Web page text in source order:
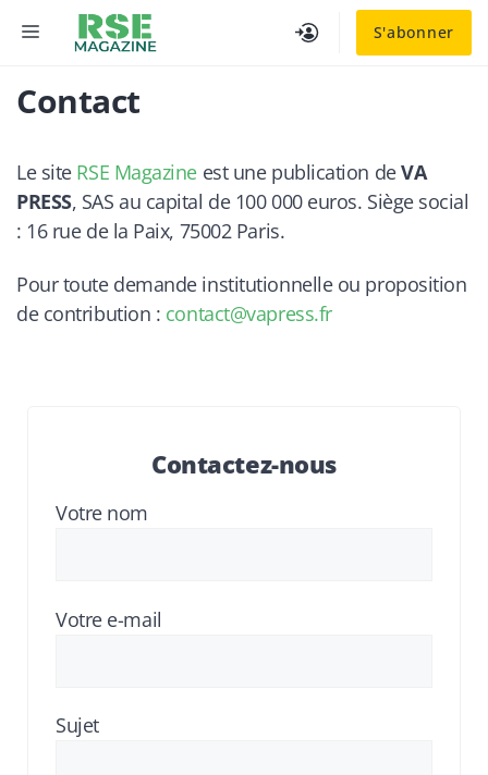
S'abonner
MENU
Contact
Le site RSE Magazine est une publication deVA
PRESS, SAS au capital de 100 000 euros. Siège social
: 16 rue de la Paix, 75002 Paris.
Pour toute demande institutionnelle ou proposition
de contribution : contact@vapress.fr
Contactez-nous
Votre nom
Votre e-mail
Sujet